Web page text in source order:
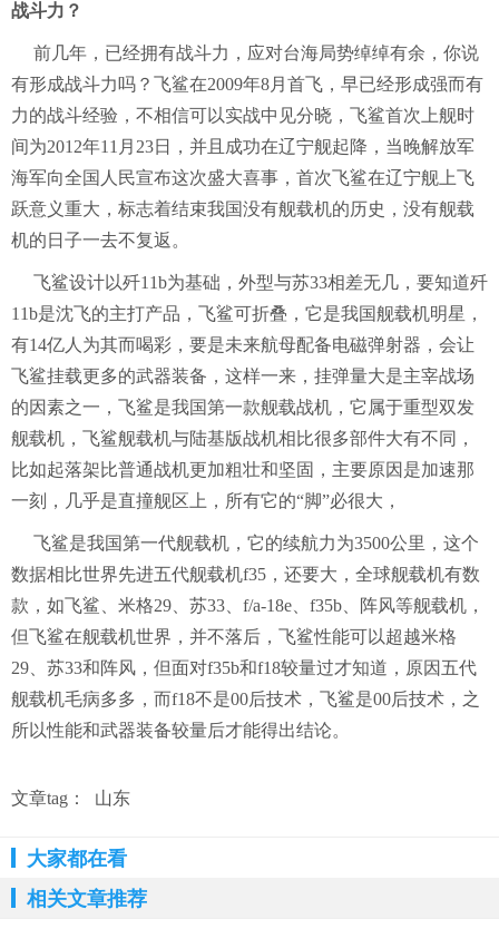
战斗力？
前几年，已经拥有战斗力，应对台海局势绰绰有余，你说
有形成战斗力吗？飞鲨在2009年8月首飞，早已经形成强而有
力的战斗经验，不相信可以实战中见分晓，飞鲨首次上舰时
间为2012年11月23日，并且成功在辽宁舰起降，当晚解放军
海军向全国人民宣布这次盛大喜事，首次飞鲨在辽宁舰上飞
跃意义重大，标志着结束我国没有舰载机的历史，没有舰载
机的日子一去不复返。
飞鲨设计以歼11b为基础，外型与苏33相差无几，要知道歼
11b是沈飞的主打产品，飞鲨可折叠，它是我国舰载机明星，
有14亿人为其而喝彩，要是未来航母配备电磁弹射器，会让
飞鲨挂载更多的武器装备，这样一来，挂弹量大是主宰战场
的因素之一，飞鲨是我国第一款舰载战机，它属于重型双发
舰载机，飞鲨舰载机与陆基版战机相比很多部件大有不同，
比如起落架比普通战机更加粗壮和坚固，主要原因是加速那
一刻，几乎是直撞舰区上，所有它的“脚”必很大，
飞鲨是我国第一代舰载机，它的续航力为3500公里，这个
数据相比世界先进五代舰载机f35，还要大，全球舰载机有数
款，如飞鲨、米格29、苏33、f/a-18e、f35b、阵风等舰载机，
但飞鲨在舰载机世界，并不落后，飞鲨性能可以超越米格
29、苏33和阵风，但面对f35b和f18较量过才知道，原因五代
舰载机毛病多多，而f18不是00后技术，飞鲨是00后技术，之
所以性能和武器装备较量后才能得出结论。
文章tag： 山东
大家都在看
相关文章推荐